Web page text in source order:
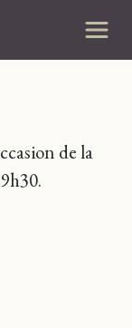
de la